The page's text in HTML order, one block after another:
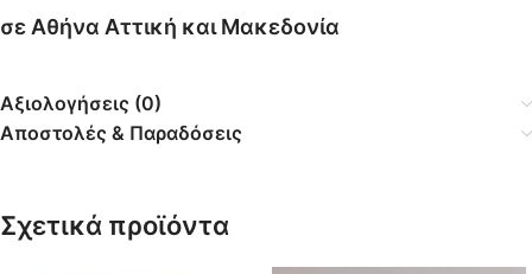
σε Αθήνα Αττική και Μακεδονία
Αξιολογήσεις (0)
Αποστολές & Παραδόσεις
Σχετικά προϊόντα